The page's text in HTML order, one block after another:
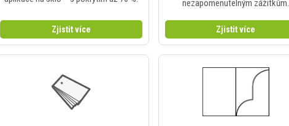
Zjistit více
nezapomenutelným zážitkům.
Zjistit více